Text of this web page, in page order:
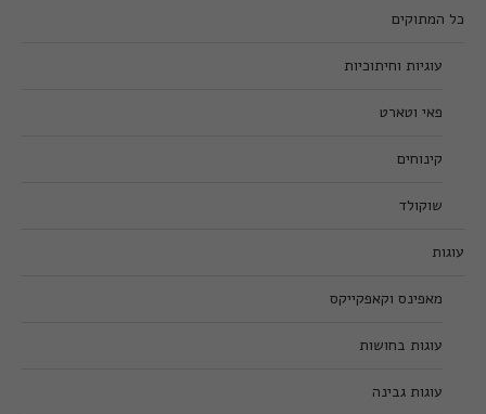
כל המתוקים
עוגיות וחיתוכיות
פאי וטארט
קינוחים
שוקולד
עוגות
מאפינס וקאפקייקס
עוגות בחושות
עוגות גבינה